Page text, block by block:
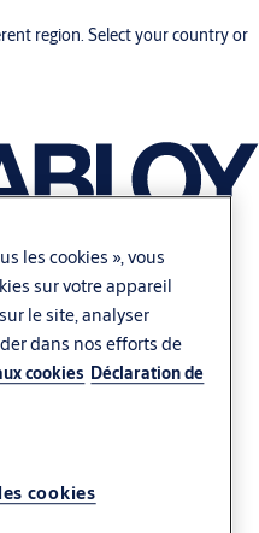
region. Select your country or
les cookies », vous
sur votre appareil
le site, analyser
dans nos efforts de
cookies Déclaration de
cookies